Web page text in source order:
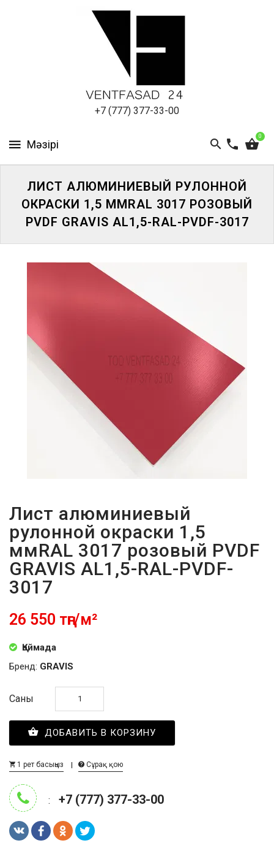
+7 (777) 377-33-00
0
ПАНЕЛИ
ЛИСТ АЛЮМИНИЕВЫЙ РУЛОННОЙ
ОКРАСКИ 1,5 ММRAL 3017 РОЗОВЫЙ
PVDF GRAVIS AL1,5-RAL-PVDF-3017
Лист алюминиевый
рулонной окраски 1,5
ммRAL 3017 розовый PVDF
GRAVIS AL1,5-RAL-PVDF-
3017
26 550 тңг/м²
Қоймада
Бренд: GRAVIS
Саны
ДОБАВИТЬ В КОРЗИНУ
1 рет басыңыз Сұрақ қою
: +7 (777) 377-33-00